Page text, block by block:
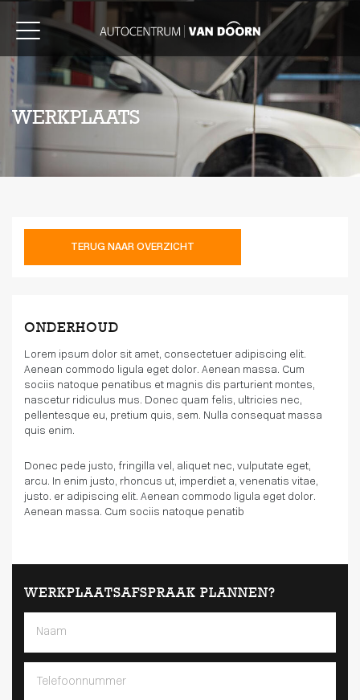
WERKPLAATS
TERUG NAAR OVERZICHT
ONDERHOUD
Lorem ipsum dolor sit amet, consectetuer adipiscing elit.
Aenean commodo ligula eget dolor. Aenean massa. Cum
sociis natoque penatibus et magnis dis parturient montes,
nascetur ridiculus mus. Donec quam felis, ultricies nec,
pellentesque eu, pretium quis, sem. Nulla consequat massa
quis enim.
Donec pede justo, fringilla vel, aliquet nec, vulputate eget,
arcu. In enim justo, rhoncus ut, imperdiet a, venenatis vitae,
justo. er adipiscing elit. Aenean commodo ligula eget dolor.
Aenean massa. Cum sociis natoque penatib
WERKPLAATSAFSPRAAK PLANNEN?